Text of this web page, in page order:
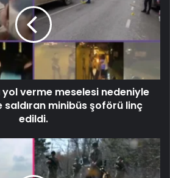
verme meselesi nedeniyle
saldıran minibüs şoförü linç
edildi.